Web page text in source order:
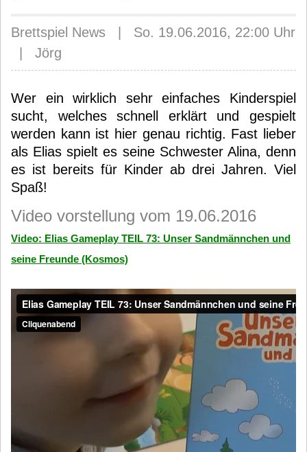
Brettspiel News | So. 19.06.2016, 22:00 Uhr
| Jörg
Wer ein wirklich sehr einfaches Kinderspiel
sucht, welches schnell erklärt und gespielt
werden kann ist hier genau richtig. Fast lieber
als Elias spielt es seine Schwester Alina, denn
es ist bereits für Kinder ab drei Jahren. Viel
Spaß!
Video vorstellung vom 19.06.2016
Video: Elias Gameplay TEIL 73: Unser Sandmännchen und
seine Freunde (Kosmos)